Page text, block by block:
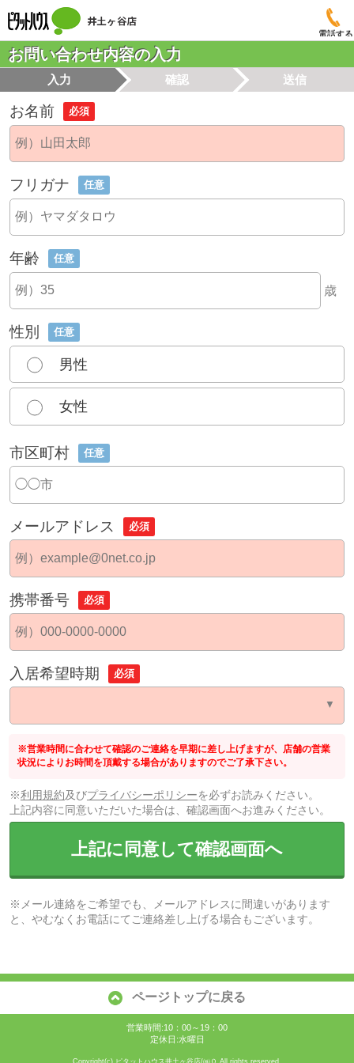
電話する
お問い合わせ内容の入力
入力 確認 送信
お名前 必須
フリガナ 任意
年齢 任意
歳
性別 任意
男性
女性
市区町村 任意
メールアドレス 必須
携帯番号 必須
入居希望時期 必須
※営業時間に合わせて確認のご連絡を早期に差し上げますが、店舗の営業
状況によりお時間を頂戴する場合がありますのでご了承下さい。
※利用規約及びプライバシーポリシーを必ずお読みください。
上記内容に同意いただいた場合は、確認画面へお進みください。
上記に同意して確認画面へ
※メール連絡をご希望でも、メールアドレスに間違いがあります
と、やむなくお電話にてご連絡差し上げる場合もございます。
ページトップに戻る
営業時間:10：00～19：00
定休日:水曜日